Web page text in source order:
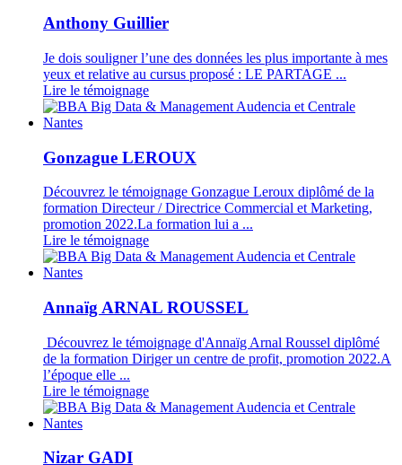
Anthony Guillier
Je dois souligner l’une des données les plus importante à mes
yeux et relative au cursus proposé : LE PARTAGE ...
Lire le témoignage
Gonzague LEROUX
Découvrez le témoignage Gonzague Leroux diplômé de la
formation Directeur / Directrice Commercial et Marketing,
promotion 2022.La formation lui a ...
Lire le témoignage
Annaïg ARNAL ROUSSEL
Découvrez le témoignage d'Annaïg Arnal Roussel diplômé
de la formation Diriger un centre de profit, promotion 2022.A
l’époque elle ...
Lire le témoignage
Nizar GADI